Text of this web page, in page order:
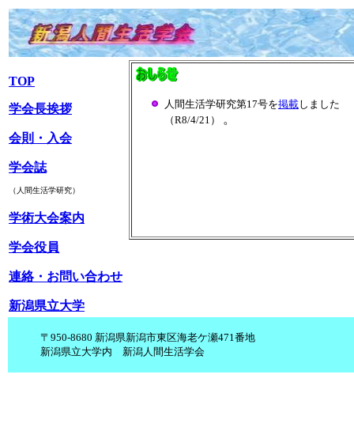
TOP
学会長挨拶
会則・入会
学会誌
（人間生活学研究）
学術大会案内
学会役員
連絡・お問い合わせ
新潟県立大学
人間生活学研究第17号を掲載しました
（R8/4/21）
。
〒950-8680 新潟県新潟市東区海老ケ瀬471番地
新潟県立大学内 新潟人間生活学会